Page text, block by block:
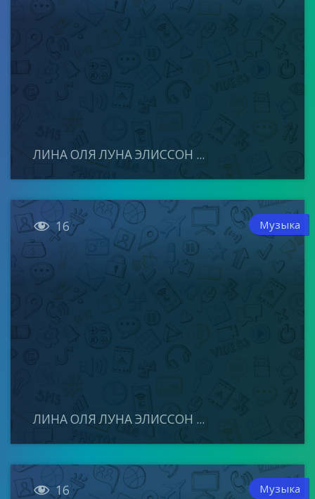
ЛИНА ОЛЯ ЛУНА ЭЛИССОН ...
 16 Музыка
ЛИНА ОЛЯ ЛУНА ЭЛИССОН ...
 16 Музыка